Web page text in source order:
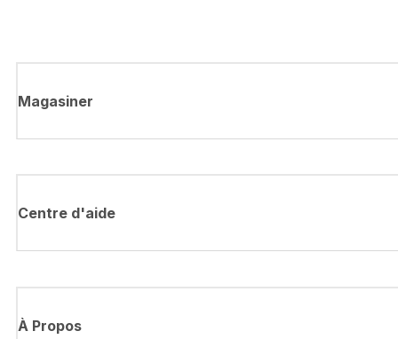
Magasiner
Centre d'aide
À Propos